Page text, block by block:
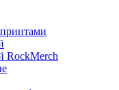
RockMerch